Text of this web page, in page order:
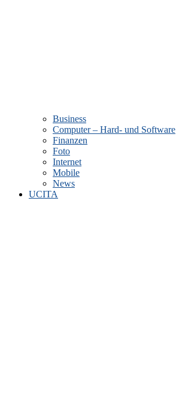
Business
Computer – Hard- und Software
Finanzen
Foto
Internet
Mobile
News
UCITA